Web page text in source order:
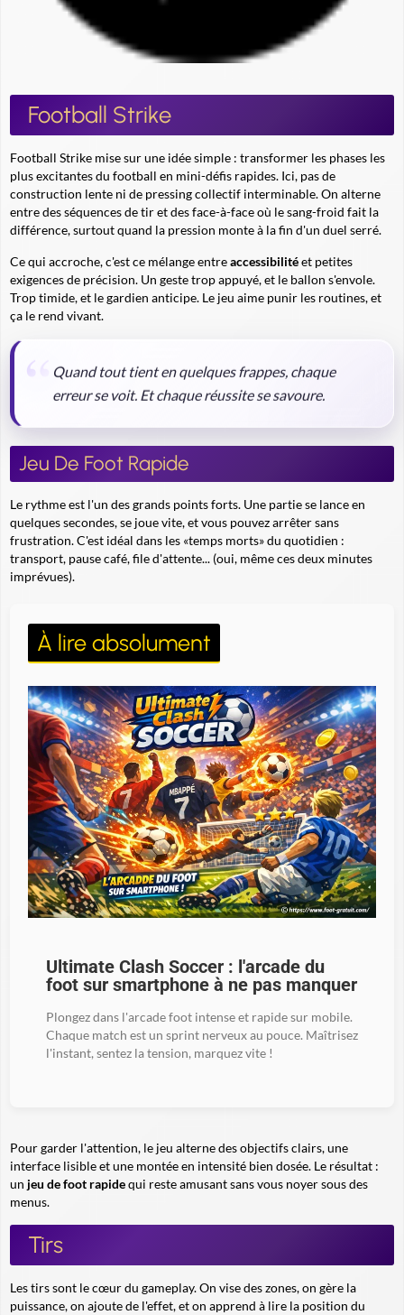
Football Strike
Football Strike mise sur une idée simple : transformer les phases les
plus excitantes du football en mini-défis rapides. Ici, pas de
construction lente ni de pressing collectif interminable. On alterne
entre des séquences de tir et des face-à-face où le sang-froid fait la
différence, surtout quand la pression monte à la fin d'un duel serré.
Ce qui accroche, c'est ce mélange entreaccessibilitéet petites
exigences de précision. Un geste trop appuyé, et le ballon s'envole.
Trop timide, et le gardien anticipe. Le jeu aime punir les routines, et
ça le rend vivant.
Quand tout tient en quelques frappes, chaque
erreur se voit. Et chaque réussite se savoure.
Jeu De Foot Rapide
Le rythme est l'un des grands points forts. Une partie se lance en
quelques secondes, se joue vite, et vous pouvez arrêter sans
frustration. C'est idéal dans les «temps morts» du quotidien :
transport, pause café, file d'attente... (oui, même ces deux minutes
imprévues).
À lire absolument
Ultimate Clash Soccer : l'arcade du
foot sur smartphone à ne pas manquer
Plongez dans l'arcade foot intense et rapide sur mobile.
Chaque match est un sprint nerveux au pouce. Maîtrisez
l'instant, sentez la tension, marquez vite !
Pour garder l'attention, le jeu alterne des objectifs clairs, une
interface lisible et une montée en intensité bien dosée. Le résultat :
un jeu de foot rapidequi reste amusant sans vous noyer sous des
menus.
Tirs
Les tirs sont le cœur du gameplay. On vise des zones, on gère la
puissance, on ajoute de l'effet, et on apprend à lire la position du